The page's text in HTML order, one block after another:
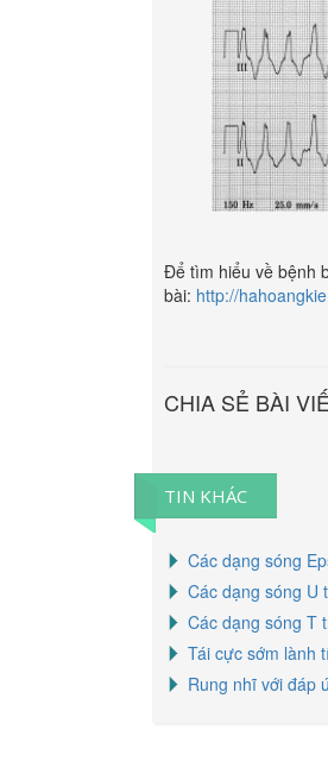
Để tìm hiểu về bệnh
bài: http://
CHIA SẺ BÀI
TIN KHÁC
Các dạng sóng
Các dạng sóng U
Các dạng sóng T
Tái cực sớm lành
Rung nhĩ với đáp